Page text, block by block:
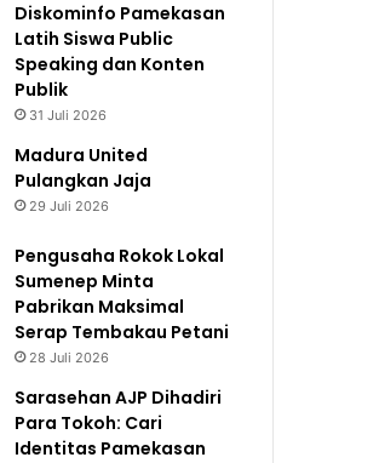
Diskominfo Pamekasan
Latih Siswa Public
Speaking dan Konten
Publik
31 Juli 2026
Madura United
Pulangkan Jaja
29 Juli 2026
Pengusaha Rokok Lokal
Sumenep Minta
Pabrikan Maksimal
Serap Tembakau Petani
28 Juli 2026
Sarasehan AJP Dihadiri
Para Tokoh: Cari
Identitas Pamekasan